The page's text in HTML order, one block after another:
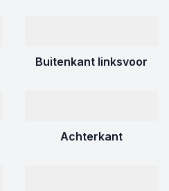
Buitenkant linksvoor
Achterkant